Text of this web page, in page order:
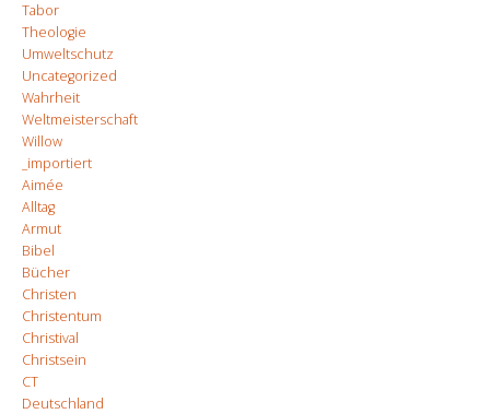
Tabor
Theologie
Umweltschutz
Uncategorized
Wahrheit
Weltmeisterschaft
Willow
_importiert
Aimée
Alltag
Armut
Bibel
Bücher
Christen
Christentum
Christival
Christsein
CT
Deutschland